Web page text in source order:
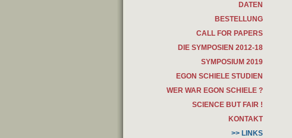
DATEN
BESTELLUNG
CALL FOR PAPERS
DIE SYMPOSIEN 2012-18
SYMPOSIUM 2019
EGON SCHIELE STUDIEN
WER WAR EGON SCHIELE ?
SCIENCE BUT FAIR !
KONTAKT
>> LINKS